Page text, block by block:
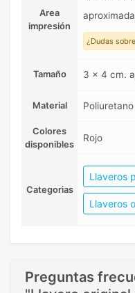
Area
impresión
¿Dudas
Tamaño 3 x 4 cm.
Material Poliuretano
Colores
disponibles
Rojo
Categorias
Llaveros
Llaveros
Preguntas